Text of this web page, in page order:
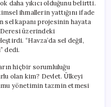
daha yıkıcı olduğunu belirtti.
ihmallerin yattığını ifade
sel kapanı projesinin hayata
üzerindeki
“Havza’da sel değil,
dedi.
hiçbir sorumluluğu
olan kim? Devlet. Ülkeyi
yönetimin tazmin etmesi